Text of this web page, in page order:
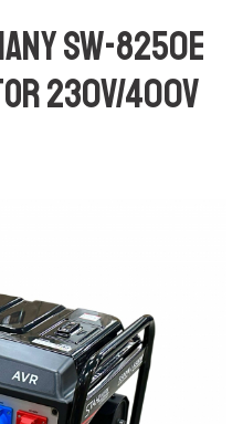
SW-8250E
230v/400v